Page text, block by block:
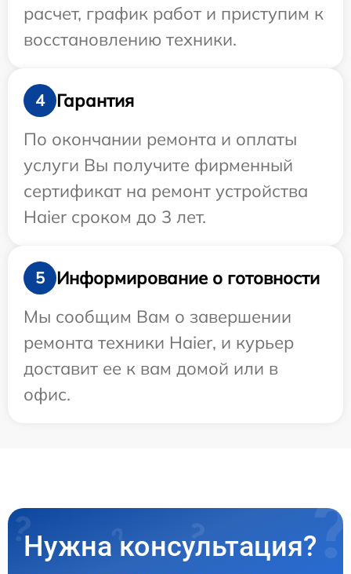
расчет, график работ и приступим к
восстановлению техники.
4
Гарантия
По окончании ремонта и оплаты
услуги Вы получите фирменный
сертификат на ремонт устройства
Haier сроком до 3 лет.
5
Информирование о готовности
Мы сообщим Вам о завершении
ремонта техники Haier, и курьер
доставит ее к вам домой или в
офис.
Нужна консультация?